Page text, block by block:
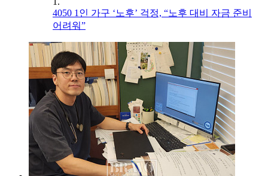
4050 1인 가구 ‘노후’ 걱정, “노후 대비 자금 준비
어려워”